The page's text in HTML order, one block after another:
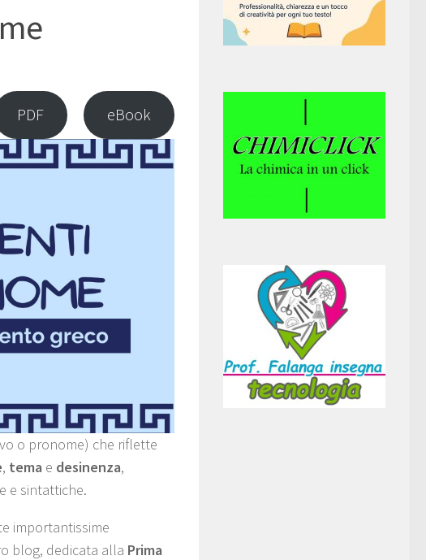
PDF eBook
o pronome) che riflette
, tema e desinenza,
e sintattiche.
importantissime
blog, dedicata alla Prima